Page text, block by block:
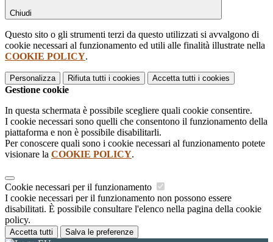
Chiudi
Questo sito o gli strumenti terzi da questo utilizzati si avvalgono di
cookie necessari al funzionamento ed utili alle finalità illustrate nella
COOKIE POLICY.
Personalizza Rifiuta tutti i cookies Accetta tutti i cookies
Gestione cookie
In questa schermata è possibile scegliere quali cookie consentire.
I cookie necessari sono quelli che consentono il funzionamento della
piattaforma e non è possibile disabilitarli.
Per conoscere quali sono i cookie necessari al funzionamento potete
visionare la COOKIE POLICY.
Cookie necessari per il funzionamento
I cookie necessari per il funzionamento non possono essere
disabilitati. È possibile consultare l'elenco nella pagina della cookie
policy.
Accetta tutti Salva le preferenze